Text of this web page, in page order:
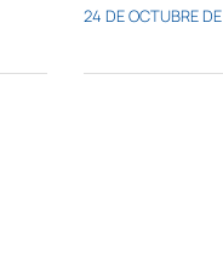
24 DE OCTUBRE